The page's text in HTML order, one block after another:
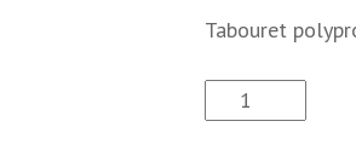
Tabouret